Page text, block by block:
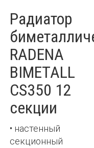
Радиатор
RADENA
BIMETALL
CS350 12
секции
• настенный
секционный